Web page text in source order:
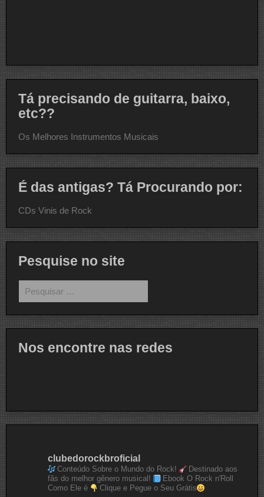
Tá precisando de guitarra, baixo,
etc??
Os Melhores Instrumentos Musicais
É das antigas? Tá Procurando por:
CDs Vinis de Rock
Pesquise no site
por:
Nos encontre nas redes
clubedorockbroficial
Conteúdo Sobre o Mundo do Rock!
Destinado aos
fãs do melhor gênero musical!
Ebook O Rock n'Roll
Como Ele é
Clique e Pegue o Seu Grátis